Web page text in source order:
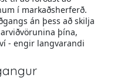
í markaðsherferð.
án þess að skilja
þína,
- engir langvarandi